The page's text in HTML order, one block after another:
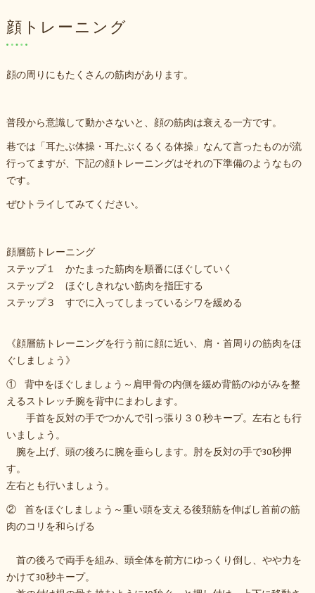
顔トレーニング
顔の周りにもたくさんの筋肉があります。
普段から意識して動かさないと、顔の筋肉は衰える一方です。
巷では「耳たぶ体操・耳たぶくるくる体操」なんて言ったものが流
行ってますが、下記の顔トレーニングはそれの下準備のようなもの
です。
ぜひトライしてみてください。
顔層筋トレーニング
ステップ１ かたまった筋肉を順番にほぐしていく
ステップ２ ほぐしきれない筋肉を指圧する
ステップ３ すでに入ってしまっているシワを緩める
《顔層筋トレーニングを行う前に顔に近い、肩・首周りの筋肉をほ
ぐしましょう》
① 背中をほぐしましょう～肩甲骨の内側を緩め背筋のゆがみを整
えるストレッチ腕を背中にまわします。
手首を反対の手でつかんで引っ張り３０秒キープ。左右とも行
いましょう。
腕を上げ、頭の後ろに腕を垂らします。肘を反対の手で30秒押
す。
左右とも行いましょう。
② 首をほぐしましょう～重い頭を支える後頚筋を伸ばし首前の筋
肉のコリを和らげる
首の後ろで両手を組み、頭全体を前方にゆっくり倒し、やや力を
かけて30秒キープ。